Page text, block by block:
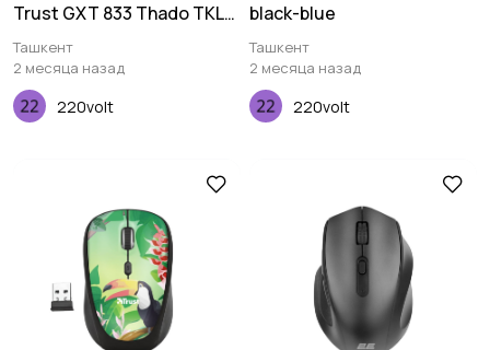
Trust GXT 833 Thado TKL
87Key, USB-A, EN/RU, Led,
Black
Ташкент
2 месяца назад
220volt
black-blue
Ташкент
2 месяца назад
220volt